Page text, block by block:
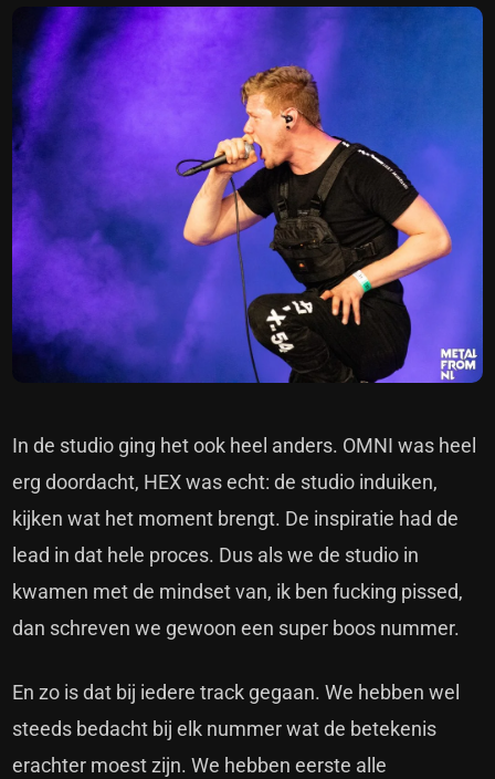
In de studio ging het ook heel anders. OMNI was heel
erg doordacht, HEX was echt: de studio induiken,
kijken wat het moment brengt. De inspiratie had de
lead in dat hele proces. Dus als we de studio in
kwamen met de mindset van, ik ben fucking pissed,
dan schreven we gewoon een super boos nummer.
En zo is dat bij iedere track gegaan. We hebben wel
steeds bedacht bij elk nummer wat de betekenis
erachter moest zijn. We hebben eerste alle